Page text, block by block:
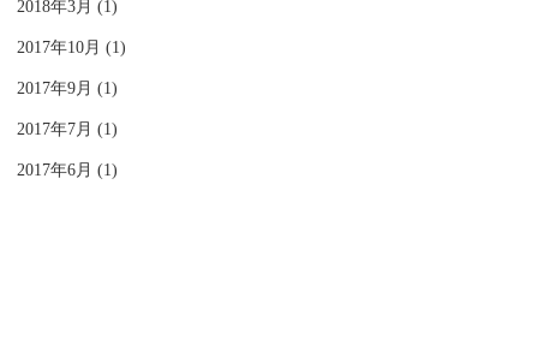
2018年3月 (1)
2017年10月 (1)
2017年9月 (1)
2017年7月 (1)
2017年6月 (1)